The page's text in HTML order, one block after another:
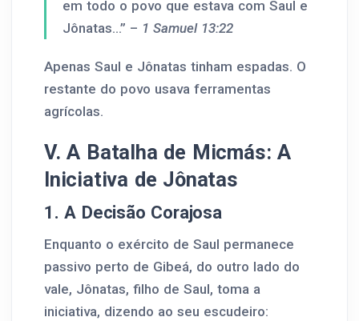
em todo o povo que estava com Saul e
Jônatas...” – 1 Samuel 13:22
Apenas Saul e Jônatas tinham espadas. O
restante do povo usava ferramentas
agrícolas.
V. A Batalha de Micmás: A
Iniciativa de Jônatas
1. A Decisão Corajosa
Enquanto o exército de Saul permanece
passivo perto de Gibeá, do outro lado do
vale, Jônatas, filho de Saul, toma a
iniciativa, dizendo ao seu escudeiro: